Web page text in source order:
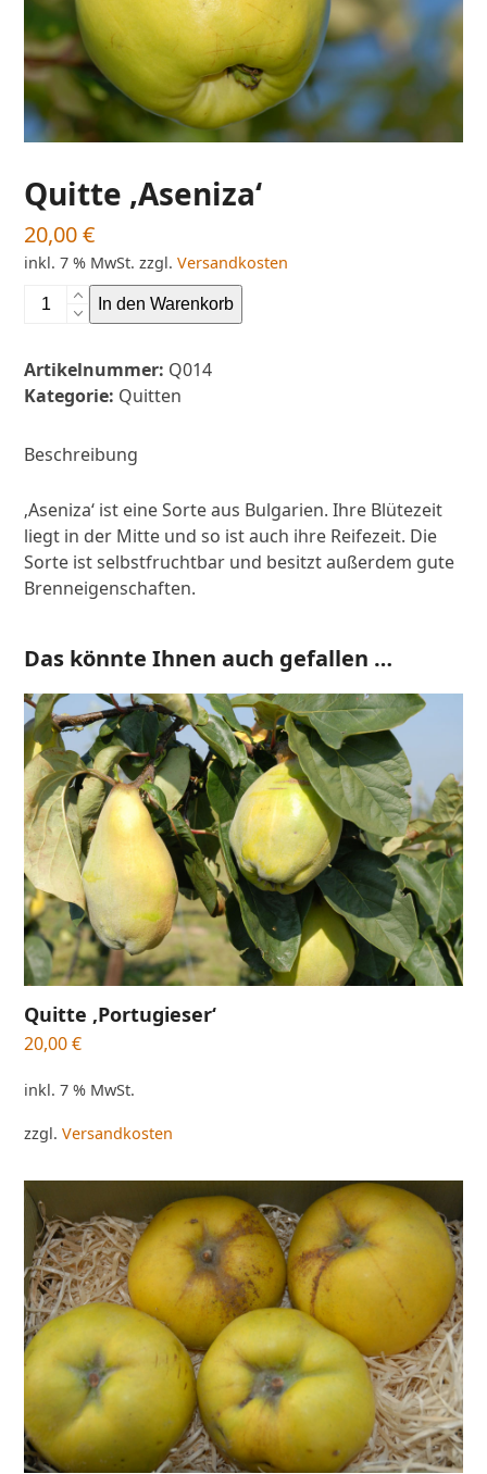
Quitte ‚Aseniza‘
20,00€
inkl. 7 % MwSt. zzgl.Versandkosten
Quitte
'Aseniza'
In den Warenkorb
Artikelnummer: Q014
Kategorie: Quitten
Beschreibung
‚Aseniza‘ ist eine Sorte aus Bulgarien. Ihre Blütezeit
liegt in der Mitte und so ist auch ihre Reifezeit. Die
Sorte ist selbstfruchtbar und besitzt außerdem gute
Brenneigenschaften.
Das könnte Ihnen auch gefallen …
Quitte ‚Portugieser‘
20,00€
inkl. 7 % MwSt.
zzgl.Versandkosten